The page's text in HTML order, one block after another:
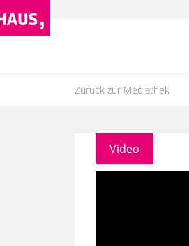
Zurück zur Mediathek
Video